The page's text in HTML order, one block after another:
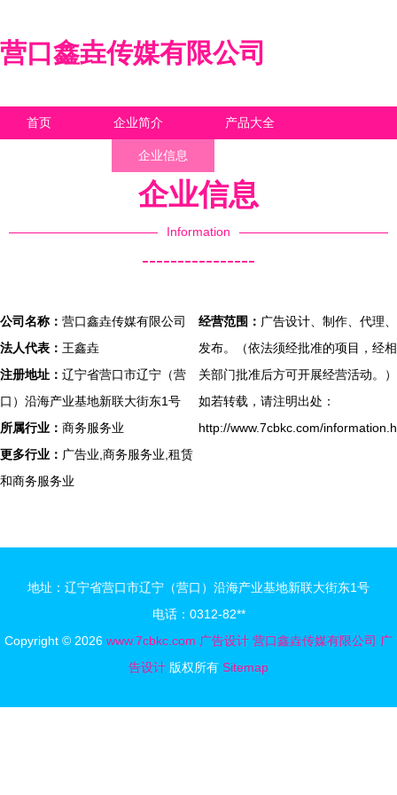
营口鑫垚传媒有限公司
首页 企业简介 产品大全
企业信息
企业信息
Information
----------------
公司名称： 营口鑫垚传媒有限公司
法人代表： 王鑫垚
注册地址： 辽宁省营口市辽宁（营
口）沿海产业基地新联大街东1号
所属行业： 商务服务业
更多行业： 广告业,商务服务业,租赁
和商务服务业
经营范围： 广告设计、制作、代理、
发布。（依法须经批准的项目，经相
关部门批准后方可开展经营活动。）
如若转载，请注明出处：
http://www.7cbkc.com/
地址：辽宁省营口市辽宁（营口）沿海产业基地新联大街东1号
电话：0312-82**
Copyright © 2026 www.7cbkc.com 广告设计 营口鑫垚传媒有限公司 广
告设计 版权所有 Sitemap